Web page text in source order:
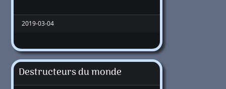
2019-03-04
Destructeurs du monde